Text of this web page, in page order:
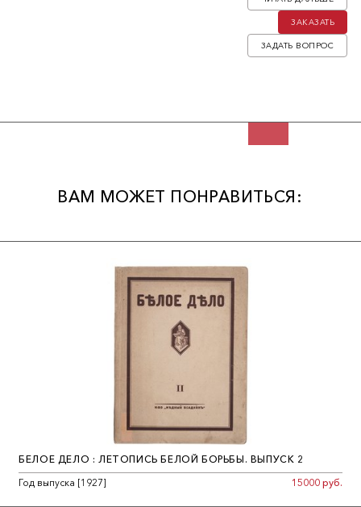
ЗАДАТЬ ВОПРОС
ЗАКАЗАТЬ
ВАМ МОЖЕТ ПОНРАВИТЬСЯ:
БЕЛОЕ ДЕЛО : ЛЕТОПИСЬ БЕЛОЙ БОРЬБЫ. ВЫПУСК 2
Год выпуска [1927]
15000 руб.